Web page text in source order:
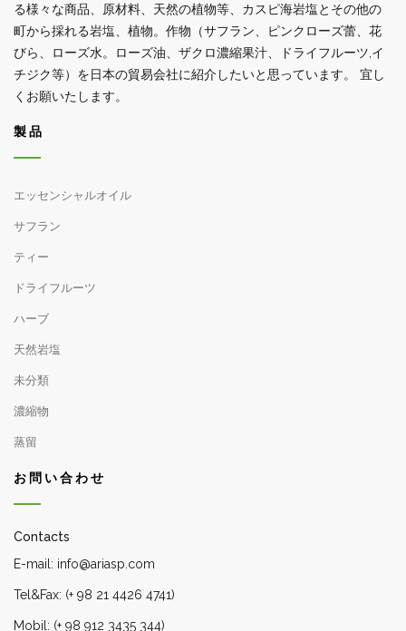
る様々な商品、原材料、天然の植物等、カスピ海岩塩とその他の
町から採れる岩塩、植物。作物（サフラン、ピンクローズ蕾、花
びら、ローズ水。ローズ油、ザクロ濃縮果汁、ドライフルーツ,イ
チジク等）を日本の貿易会社に紹介したいと思っています。 宜し
くお願いたします。
製品
エッセンシャルオイル
サフラン
ティー
ドライフルーツ
ハーブ
天然岩塩
未分類
濃縮物
蒸留
お問い合わせ
Contacts
E-mail: info@ariasp.com
Tel&Fax: (+ 98 21 4426 4741)
Mobil: (+ 98 912 3435 344)